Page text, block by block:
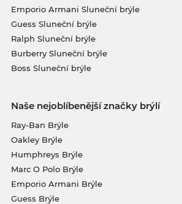
Emporio Armani Sluneční brýle
Guess Sluneční brýle
Ralph Sluneční brýle
Burberry Sluneční brýle
Boss Sluneční brýle
Naše nejoblíbenější značky brýlí
Ray-Ban Brýle
Oakley Brýle
Humphreys Brýle
Marc O Polo Brýle
Emporio Armani Brýle
Guess Brýle